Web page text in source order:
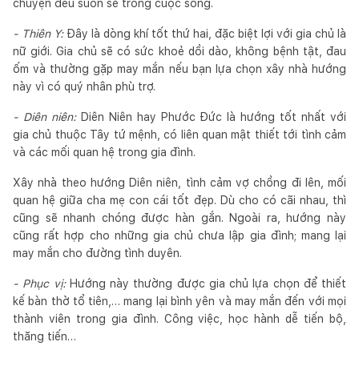
chuyện đều suôn sẻ trong cuộc sống.
- Thiên Y:Đây là dòng khí tốt thứ hai, đặc biệt lợi với gia chủ là
nữ giới. Gia chủ sẽ có sức khoẻ dồi dào, không bệnh tật, đau
ốm và thường gặp may mắn nếu bạn lựa chọn xây nhà hướng
này vì có quý nhân phù trợ.
- Diên niên: Diên Niên hay Phước Đức là hướng tốt nhất với
gia chủ thuộc Tây tứ mệnh, có liên quan mật thiết tới tình cảm
và các mối quan hệ trong gia đình.
Xây nhà theo hướng Diên niên, tình cảm vợ chồng đi lên, mối
quan hệ giữa cha mẹ con cái tốt đẹp. Dù cho có cãi nhau, thì
cũng sẽ nhanh chóng được hàn gắn. Ngoài ra, hướng này
cũng rất hợp cho những gia chủ chưa lập gia đình; mang lại
may mắn cho đường tình duyên.
- Phục vị: Hướng này thường được gia chủ lựa chọn để thiết
kế bàn thờ tổ tiên,… mang lại bình yên và may mắn đến với mọi
thành viên trong gia đình. Công việc, học hành dễ tiến bộ,
thăng tiến…